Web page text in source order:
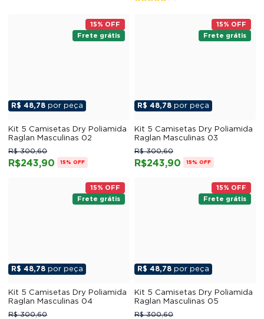
15% OFF
Frete grátis
R$ 48,78 por peça
Kit 5 Camisetas Dry Poliamida
Raglan Masculinas 02
R$243,90
R$ 300,60
15% OFF
15% OFF
Frete grátis
R$ 48,78 por peça
Kit 5 Camisetas Dry Poliamida
Raglan Masculinas 03
R$243,90
R$ 300,60
15% OFF
15% OFF
Frete grátis
R$ 48,78 por peça
Kit 5 Camisetas Dry Poliamida
Raglan Masculinas 04
R$ 300,60
15% OFF
Frete grátis
R$ 48,78 por peça
Kit 5 Camisetas Dry Poliamida
Raglan Masculinas 05
R$ 300,60